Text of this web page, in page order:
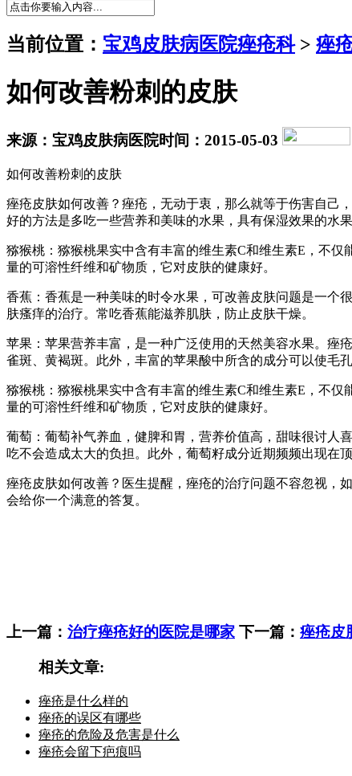
当前位置： 宝鸡皮肤病医院痤疮科> 痤
如何改善粉刺的皮肤
来源：宝鸡皮肤病医院时间：2015-05-03
如何改善粉刺的皮肤
痤疮皮肤如何改善？痤疮，无动于衷，那么就等于伤害自己
好的方法是多吃一些营养和美味的水果，具有保湿效果的水
猕猴桃：猕猴桃果实中含有丰富的维生素C和维生素E，不
量的可溶性纤维和矿物质，它对皮肤的健康好。
香蕉：香蕉是一种美味的时令水果，可改善皮肤问题是一个
肤瘙痒的治疗。常吃香蕉能滋养肌肤，防止皮肤干燥。
苹果：苹果营养丰富，是一种广泛使用的天然美容水果。痤
雀斑、黄褐斑。此外，丰富的苹果酸中所含的成分可以使毛
猕猴桃：猕猴桃果实中含有丰富的维生素C和维生素E，不
量的可溶性纤维和矿物质，它对皮肤的健康好。
葡萄：葡萄补气养血，健脾和胃，营养价值高，甜味很讨人
吃不会造成太大的负担。此外，葡萄籽成分近期频频出现在
痤疮皮肤如何改善？医生提醒，痤疮的治疗问题不容忽视，
会给你一个满意的答复。
上一篇： 治疗痤疮好的医院是哪家 下一篇： 痤疮皮
相关文章:
痤疮是什么样的
痤疮的误区有哪些
痤疮的危险及危害是什么
痤疮会留下疤痕吗